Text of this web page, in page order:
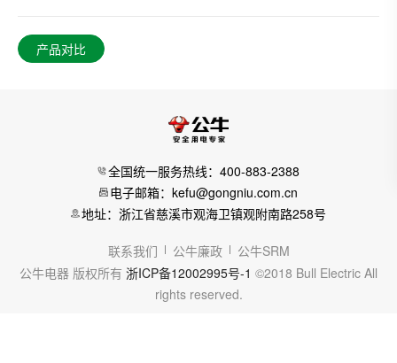
产品对比
全国统一服务热线：400-883-2388
电子邮箱：kefu@gongniu.com.cn
地址：浙江省慈溪市观海卫镇观附南路258号
联系我们 公牛廉政
公牛SRM
公牛电器 版权所有 浙ICP备12002995号-1 ©2018 Bull Electric All
rights reserved.